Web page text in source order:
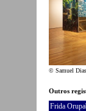
© Samuel Dias
Outros
Frida